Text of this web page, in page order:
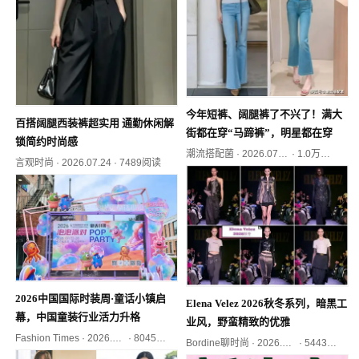
百搭阔腿西装裤超实用 通勤休闲解
锁简约时尚感
言观时尚 · 2026.07.24 ·7489阅读
今年短裤、阔腿裤了不兴了！满大
街都在穿“马蹄裤”，明星都在穿
潮流搭配菌 · · 1.0万阅读
Elena Velez 2026秋冬系列，暗黑工
业风，野蛮精致的优雅
Bordine聊时尚 · ·
2026中国国际时装周·童话小镇启
幕，中国童装行业活力升格
Fashion Times · ·